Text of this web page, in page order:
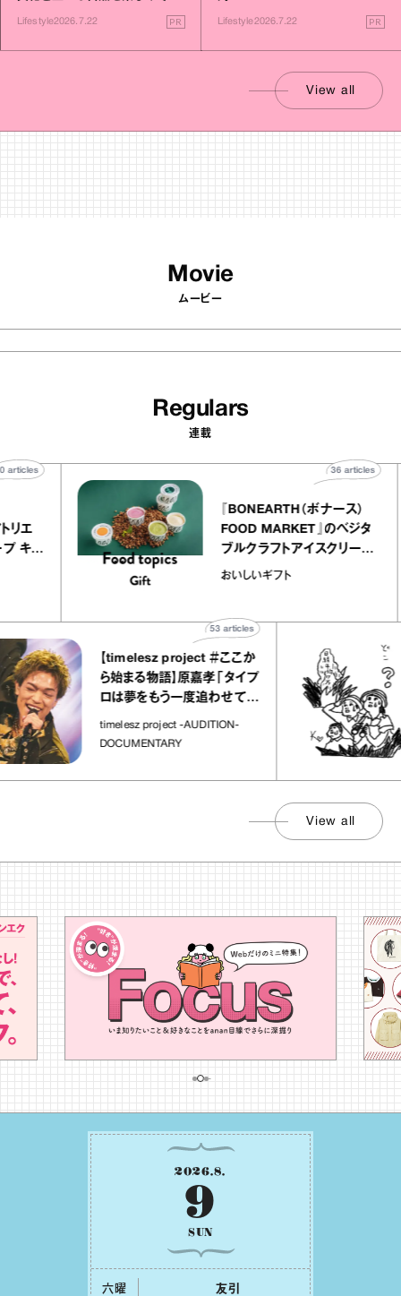
Lifestyle2026.7.22 PR Lifestyle2026.7.22 PR
View all
Movie
ムービー
Regulars
連載
ー アトリエ
クレープ キャ
40 articles
『BONEARTH（ボナース）
FOOD MARKET』のベジ
ブルクラフトアイスクリー
｜真野知子の「おいしい
おいしいギフト
36
【timelesz project ＃ここか
ら始まる物語】原嘉孝「タイプ
ロは夢をもう一度追わせてく
れた場所」
timelesz project -AUDITION-
DOCUMENTARY
articles
View all
2026.8.
9
SUN
六曜 友引